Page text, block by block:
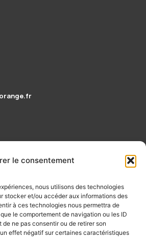
le consentement
nous utilisons des technologies
stocker et/ou accéder aux informations des
à ces technologies nous permettra de
le comportement de navigation ou les ID
de ne pas consentir ou de retirer son
effet négatif sur certaines caractéristiques
l’appli mobile illiwap
Nous contacter